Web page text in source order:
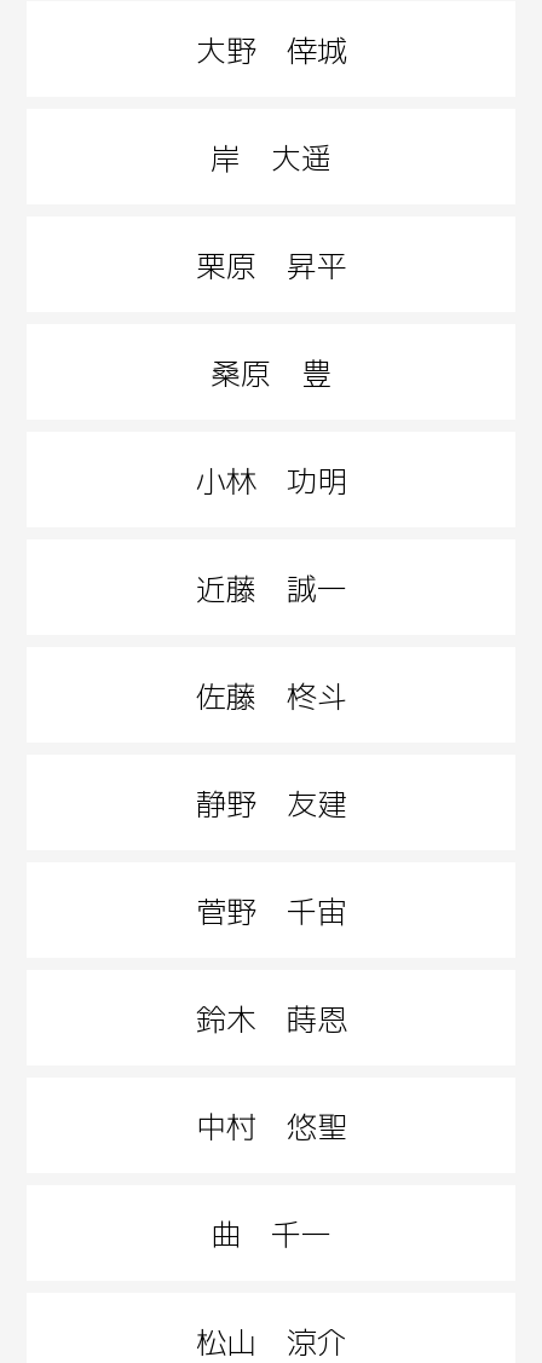
大野 倖城
岸 大遥
栗原 昇平
桑原 豊
小林 功明
近藤 誠一
佐藤 柊斗
静野 友建
菅野 千宙
鈴木 蒔恩
中村 悠聖
曲 千一
松山 涼介